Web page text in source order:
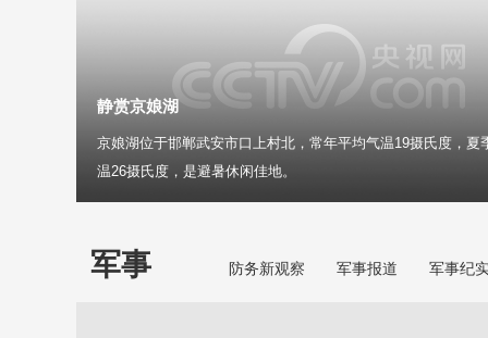
静赏京娘湖
京娘湖位于邯郸武安市口上村北，常年平均气温19摄氏度，夏
温26摄氏度，是避暑休闲佳地。
军事 防务新观察 军事报道 军事纪